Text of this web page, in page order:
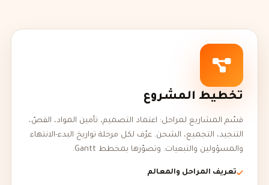
تخطيط المشروع
قسّم المشاريع لمراحل: اعتماد التصميم، تأمين المواد، القصّ،
التنجيد، التجميع، الشحن. عرّف لكل مرحلة تواريخ البدء-الانتهاء
والمسؤولين والتبعيات. وتصوّرها بمخطط Gantt.
تعريف المراحل والمعالم